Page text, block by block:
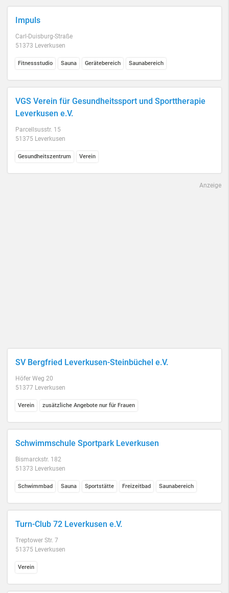
Impuls
Carl-Duisburg-Straße
51373 Leverkusen
Fitnessstudio Sauna Gerätebereich Saunabereich
VGS Verein für Gesundheitssport und Sporttherapie
Leverkusen e.V.
Parcellsusstr. 15
51375 Leverkusen
Gesundheitszentrum Verein
Anzeige
SV Bergfried Leverkusen-Steinbüchel e.V.
Höfer Weg 20
51377 Leverkusen
Verein zusätzliche Angebote nur für Frauen
Schwimmschule Sportpark Leverkusen
Bismarckstr. 182
51373 Leverkusen
Schwimmbad Sauna Sportstätte Freizeitbad Saunabereich
Turn-Club 72 Leverkusen e.V.
Treptower Str. 7
51375 Leverkusen
Verein